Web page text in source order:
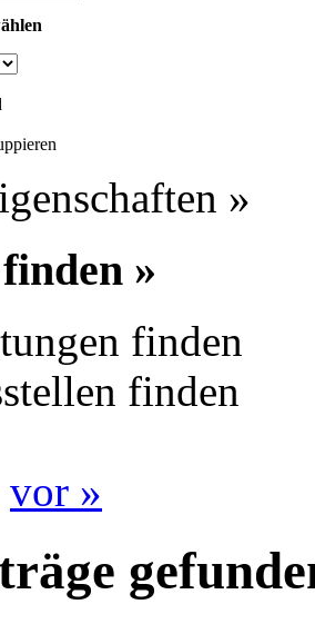
»
»
finden
finden
vor »